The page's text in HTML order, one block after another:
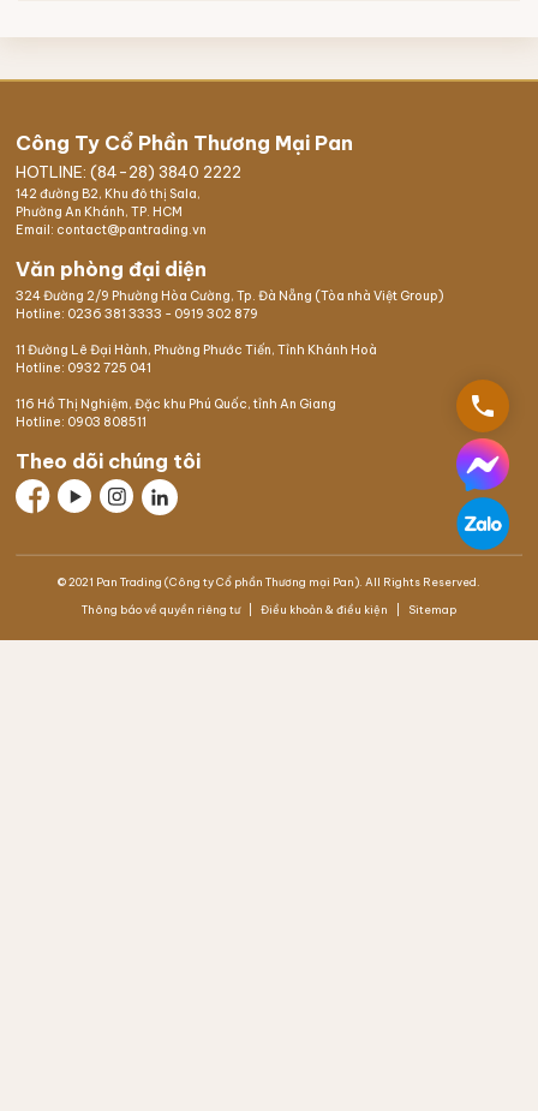
Công Ty Cổ Phần Thương Mại Pan
HOTLINE: (84-28) 3840 2222
142 đường B2, Khu đô thị Sala,
Phường An Khánh, TP. HCM
Email: contact@pantrading.vn
Văn phòng đại diện
324 Đường 2/9 Phường Hòa Cường, Tp. Đà Nẵng (Tòa nhà Việt Group)
Hotline: 0236 381 3333 - 0919 302 879
11 Đường Lê Đại Hành, Phường Phước Tiến, Tỉnh Khánh Hoà
Hotline: 0932 725 041
116 Hồ Thị Nghiệm, Đặc khu Phú Quốc, tỉnh An Giang
Hotline: 0903 808511
Theo dõi chúng tôi
© 2021 Pan Trading (Công ty Cổ phần Thương mại Pan). All Rights Reserved.
Thông báo về quyền riêng tư Điều khoản & điều kiện Sitemap
phone